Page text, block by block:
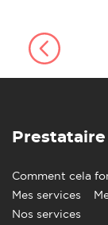
Comment cela
Mes services
Nos services